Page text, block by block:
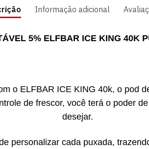
Informação adicional
5% ELFBAR ICE KING 40K
o ELFBAR ICE KING 40k, o pod
de frescor, você terá o poder
desejar.
personalizar cada puxada,